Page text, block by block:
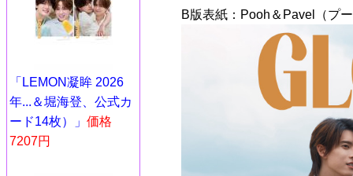
「LEMON凝眸 2026
年...＆堀海登、公式カ
ード14枚）」 価格
7207円
B版表紙：Pooh＆Pavel（プ